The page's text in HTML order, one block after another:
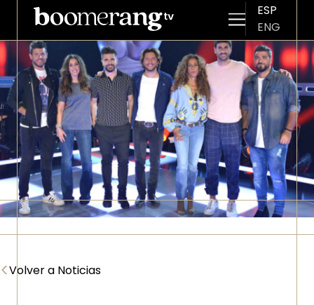
Pasar al contenido principal
ESP
ENG
Imagen
<Volver a Noticias